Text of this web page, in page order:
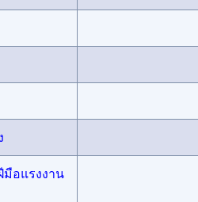
อแรงงาน